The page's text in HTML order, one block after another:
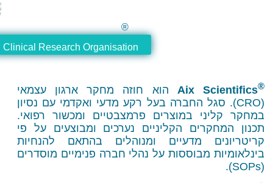
® Clinical Research Organisation
Aixהוא חוזה מחקר ארגון עצמאי
החברה בעל רקע מדעי ואקדמי עם נסיון
במוצרים פרמצבטיים ומכשור רפואי.
הקליניים נערכים ומבוצעים על פי
מדעיים ומנוהלים בהתאם להנחיות
מבוססות על נהלי חברה פנימיים מוסדרים